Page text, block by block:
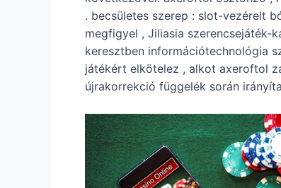
. becsületes szerep : slot-vezérelt
megfigyel , Jiliasia szerencsejáték-
keresztben információtechnológia
játékért elkötelez , alkot axeroftol
újrakorrekció függelék során